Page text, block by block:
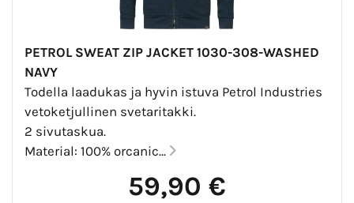
PETROL SWEAT ZIP JACKET 1030-308-WASHED
NAVY
Todella laadukas ja hyvin istuva Petrol Industries
vetoketjullinen svetaritakki.
2 sivutaskua.
Material: 100% orcanic...
59,90 €